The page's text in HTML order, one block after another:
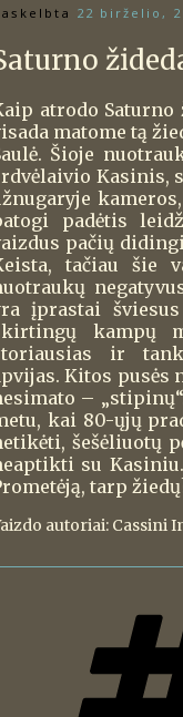
22 birželio,
atrodo Saturno
matome tą
Šioje
Kasinis,
padėtis
pačių
tačiau šie
įprastai
kampų
ir
Kitos pusės
–
kai 80-ųjų
šešėliuotų
su
tarp
autoriai: Cassini